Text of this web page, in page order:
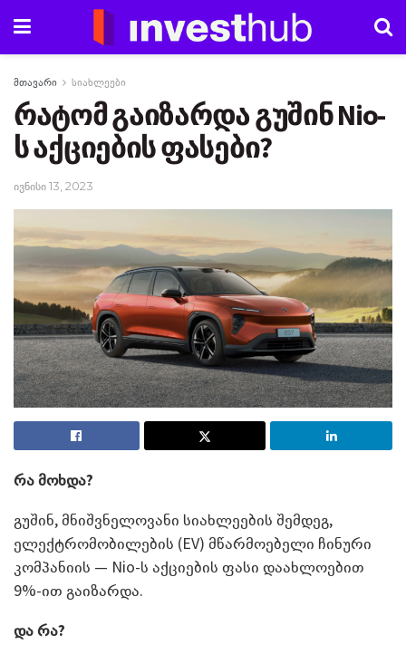
მთავარი სიახლეები
რატომ გაიზარდა გუშინ Nio-
ს აქციების ფასები?
ივნისი 13, 2023
რა მოხდა?
გუშინ, მნიშვნელოვანი სიახლეების შემდეგ,
ელექტრომობილების (EV) მწარმოებელი ჩინური
კომპანიის — Nio-ს აქციების ფასი დაახლოებით
9%-ით გაიზარდა.
და რა?